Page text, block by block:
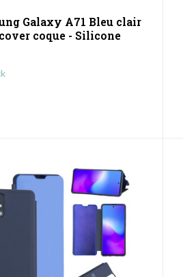
Galaxy A71 Bleu clair
coque - Silicone